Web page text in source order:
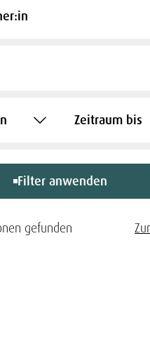
Zeitraum bis
Filter anwenden
gefunden